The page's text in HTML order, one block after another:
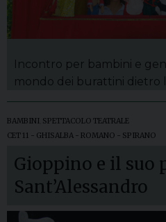
Incontro per bambini e
mondo dei burattini dietro
BAMBINI SPETTACOLO TEATRALE
CET 11 - GHISALBA - ROMANO - SPIRANO
Gioppino e il suo
Sant’Alessandro